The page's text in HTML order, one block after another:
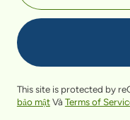
This site is protected by
bảo mậtVà Terms of